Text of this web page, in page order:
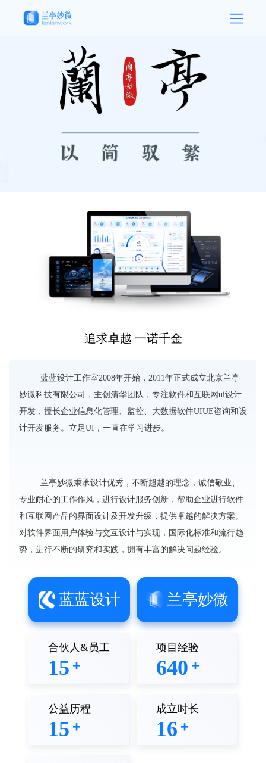
追求卓越 一诺千金
蓝蓝设计工作室2008年开始，2011年正式成立北京兰亭
妙微科技有限公司，主创清华团队，专注软件和互联网ui设计
开发，擅长企业信息化管理、监控、大数据软件UIUE咨询和设
计开发服务。立足UI，一直在学习进步。
兰亭妙微秉承设计优秀，不断超越的理念，诚信敬业、
专业耐心的工作作风，进行设计服务创新，帮助企业进行软件
和互联网产品的界面设计及开发升级，提供卓越的解决方案。
对软件界面用户体验与交互设计与实现，国际化标准和流行趋
势，进行不断的研究和实践，拥有丰富的解决问题经验。
蓝蓝设计 兰亭妙微
合伙人&员工
15 +
项目经验
640 +
公益历程
15 +
成立时长
16 +